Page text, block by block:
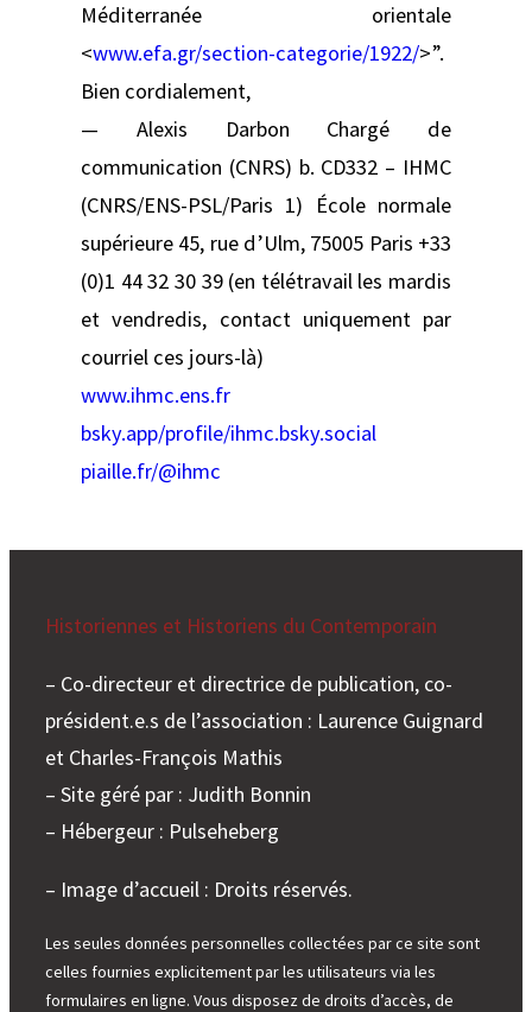
Méditerranée orientale
<www.efa.gr/section-categorie/1922/>”.
Bien cordialement,
— Alexis Darbon Chargé de
communication (CNRS) b. CD332 – IHMC
(CNRS/ENS-PSL/Paris 1) École normale
supérieure 45, rue d’Ulm, 75005 Paris +33
(0)1 44 32 30 39 (en télétravail les mardis
et vendredis, contact uniquement par
courriel ces jours-là)
www.ihmc.ens.fr
bsky.app/profile/ihmc.bsky.social
piaille.fr/@ihmc
Historiennes et Historiens du Contemporain
– Co-directeur et directrice de publication, co-
président.e.s de l’association : Laurence Guignard
et Charles-François Mathis
– Site géré par : Judith Bonnin
– Hébergeur : Pulseheberg
– Image d’accueil : Droits réservés.
Les seules données personnelles collectées par ce site sont
celles fournies explicitement par les utilisateurs via les
formulaires en ligne. Vous disposez de droits d’accès, de